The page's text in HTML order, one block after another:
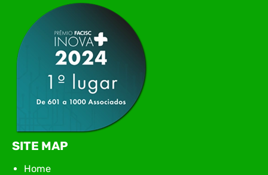
apresentação de novas iniciativas para o setor. O
encontro aconteceu em Rio…
SITE MAP
Home